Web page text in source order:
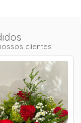
clientes